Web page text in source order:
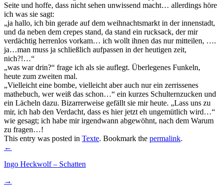
Seite und hoffe, dass nicht sehen unwissend macht… allerdings höre
ich was sie sagt:
„ja hallo, ich bin gerade auf dem weihnachtsmarkt in der innenstadt,
und da neben dem crepes stand, da stand ein rucksack, der mir
verdächtig herrenlos vorkam… ich wollt ihnen das nur mitteilen, ….
ja…man muss ja schließlich aufpassen in der heutigen zeit,
nich?!…“
„was war drin?“ frage ich als sie auflegt. Überlegenes Funkeln,
heute zum zweiten mal.
„Vielleicht eine bombe, vielleicht aber auch nur ein zerrissenes
mathebuch, wer weiß das schon…“ ein kurzes Schulternzucken und
ein Lächeln dazu. Bizarrerweise gefällt sie mir heute. „Lass uns zu
mir, ich hab den Verdacht, dass es hier jetzt eh ungemütlich wird…“
wie gesagt; ich habe mir irgendwann abgewöhnt, nach dem Warum
zu fragen…!
This entry was posted in Texte. Bookmark the permalink.
Post
←
Ingo Heckwolf – Schatten
→